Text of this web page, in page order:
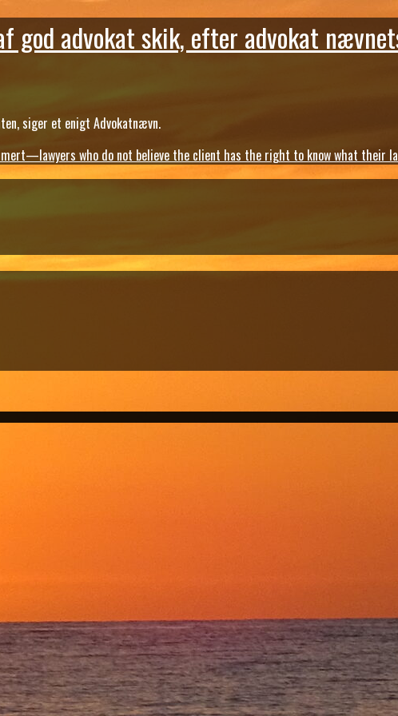
god advokat skik, efter advokat
siger et enigt Advokatnævn.
who do not believe the client has the right to know what their